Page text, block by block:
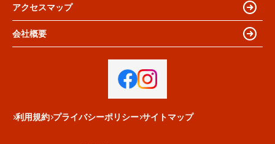
アクセスマップ
会社概要
利用規約 プライバシーポリシー サイトマップ